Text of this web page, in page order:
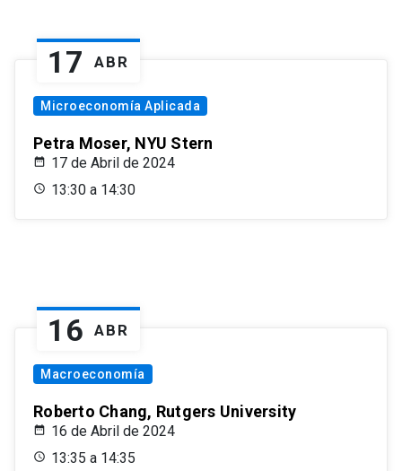
17 ABR
Microeconomía Aplicada
Petra Moser, NYU Stern
17 de Abril de 2024
13:30 a 14:30
16 ABR
Macroeconomía
Roberto Chang, Rutgers University
16 de Abril de 2024
13:35 a 14:35